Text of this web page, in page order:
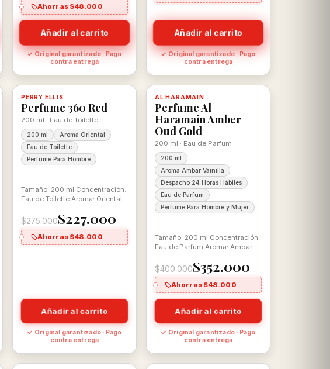
Ahorras $48.000
Añadir al carrito
✓ Original garantizado · Pago
contra entrega
Añadir al carrito
✓ Original garantizado · Pago
contra entrega
-17%
PERRY ELLIS
Perfume 360 Red
200 ml · Eau de Toilette
200 ml
Aroma Oriental
Eau de Toilette
Perfume Para Hombre
Tamaño: 200 ml Concentración:
Eau de Toilette Aroma: Oriental
$275.000$227.000
Ahorras $48.000
Disponible, con descuento
Añadir al carrito
✓ Original garantizado · Pago
contra entrega
-12%
AL HARAMAIN
Perfume Al
Haramain Amber
Oud Gold
200 ml · Eau de Parfum
200 ml
Aroma Ambar Vainilla
Despacho 24 Horas Hábiles
Eau de Parfum
Perfume Para Hombre y Mujer
Tamaño: 200 ml Concentración:
Eau de Parfum Aroma: Ambar
$400.000$352.000
Ahorras $48.000
Disponible, con descuento
Añadir al carrito
✓ Original garantizado · Pago
contra entrega